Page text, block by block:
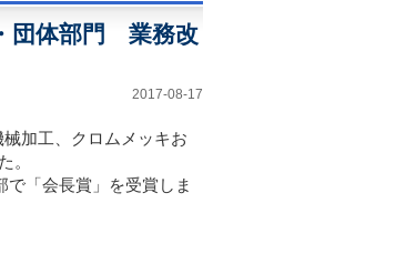
団体部門 業務改
2017-08-17
械加工、クロムメッキお
。
「会長賞」を受賞しま